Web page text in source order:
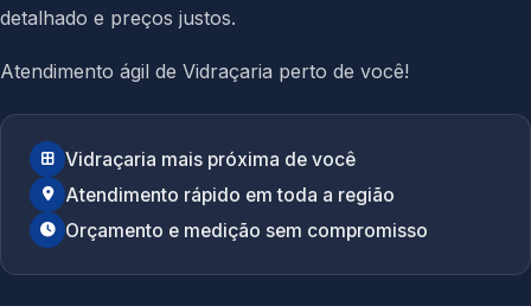
detalhado e preços justos.
Atendimento ágil de Vidraçaria perto de você!
Vidraçaria mais próxima de você
Atendimento rápido em toda a região
Orçamento e medição sem compromisso